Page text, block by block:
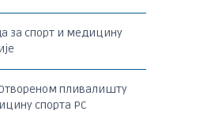
за спорт и медицину
пливалишту
спорта РС